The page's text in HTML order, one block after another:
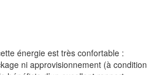
énergie est très confortable :
ni approvisionnement (à condition